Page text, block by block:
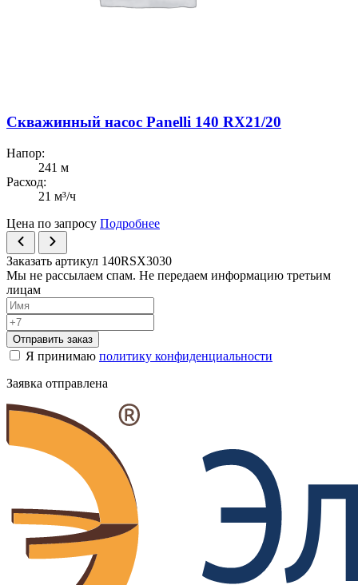
Скважинный насос Panelli 140 RX21/20
Напор:
241 м
Расход:
21 м³/ч
Цена по запросу Подробнее
Заказать артикул 140RSX3030
Мы не рассылаем спам. Не передаем информацию третьим
лицам
Отправить заказ
Я принимаю политику конфиденциальности
Заявка отправлена